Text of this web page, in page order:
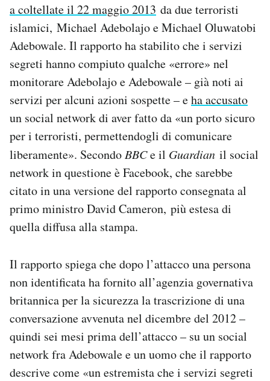
Hai bisogno di aiuto?
Esci
a coltellate il 22 maggio 2013 da due terroristi
islamici, Michael Adebolajo e Michael Oluwatobi
Adebowale. Il rapporto ha stabilito che i servizi
segreti hanno compiuto qualche «errore» nel
monitorare Adebolajo e Adebowale – già noti ai
servizi per alcuni azioni sospette – eha accusato
un social network di aver fatto da «un porto sicuro
per i terroristi, permettendogli di comunicare
liberamente». Secondo BBCe il Guardian il social
network in questione è Facebook, che sarebbe
citato in una versione del rapporto consegnata al
primo ministro David Cameron, più estesa di
quella diffusa alla stampa.
Il rapporto spiega che dopo l’attacco una persona
non identificata ha fornito all’agenzia governativa
britannica per la sicurezza la trascrizione di una
conversazione avvenuta nel dicembre del 2012 –
quindi sei mesi prima dell’attacco – su un social
network fra Adebowale e un uomo che il rapporto
descrive come «un estremista che i servizi segreti